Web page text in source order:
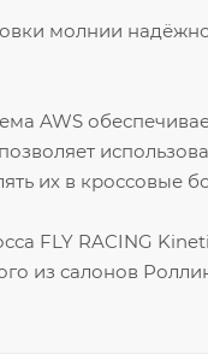
молнии
AWS
их в кроссовые
FLY RACING
из салонов